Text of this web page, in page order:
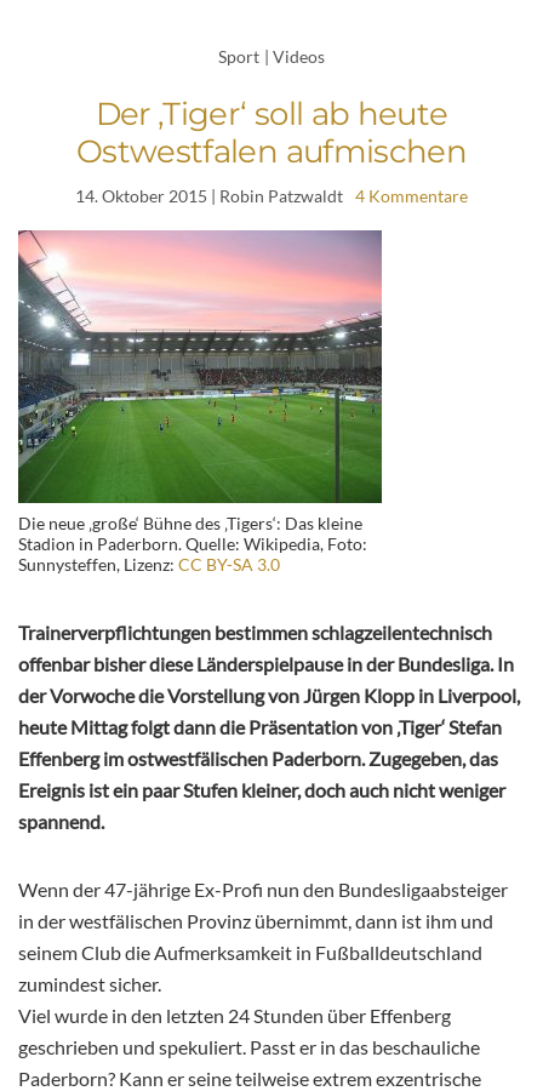
Sport | Videos
Der ‚Tiger‘ soll ab heute
Ostwestfalen aufmischen
14. Oktober 2015 | Robin Patzwaldt 4 Kommentare
Die neue ‚große‘ Bühne des ‚Tigers‘: Das kleine
Stadion in Paderborn. Quelle: Wikipedia, Foto:
Sunnysteffen, Lizenz: CC BY-SA 3.0
Trainerverpflichtungen bestimmen schlagzeilentechnisch
offenbar bisher diese Länderspielpause in der Bundesliga. In
der Vorwoche die Vorstellung von Jürgen Klopp in Liverpool,
heute Mittag folgt dann die Präsentation von ‚Tiger‘ Stefan
Effenberg im ostwestfälischen Paderborn. Zugegeben, das
Ereignis ist ein paar Stufen kleiner, doch auch nicht weniger
spannend.
Wenn der 47-jährige Ex-Profi nun den Bundesligaabsteiger
in der westfälischen Provinz übernimmt, dann ist ihm und
seinem Club die Aufmerksamkeit in Fußballdeutschland
zumindest sicher.
Viel wurde in den letzten 24 Stunden über Effenberg
geschrieben und spekuliert. Passt er in das beschauliche
Paderborn? Kann er seine teilweise extrem exzentrische